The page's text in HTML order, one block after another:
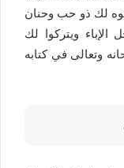
لك ذو حب وحنان
ويتركوا لك
وتعالى في كتابه